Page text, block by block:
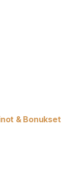
& Bonukset